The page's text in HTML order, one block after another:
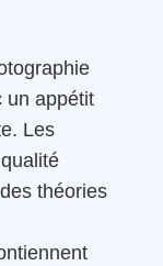
un appétit
Les
théories